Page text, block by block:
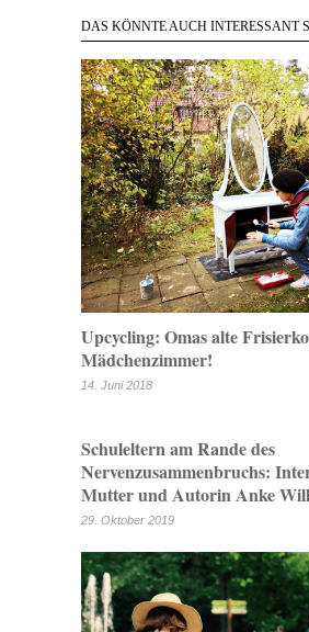
DAS KÖNNTE AUCH INTERESSANT
Upcycling: Omas alte
Mädchenzimmer!
14. Juni 2018
Schuleltern am Rande des
Nervenzusammenbruchs:
Mutter und Autorin Anke
29. Oktober 2019